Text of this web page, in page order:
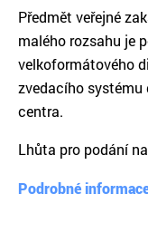
Předmět veřejné
malého rozsahu je
velkoformátového
zvedacího
centra.
Lhůta pro podání
Podrobné